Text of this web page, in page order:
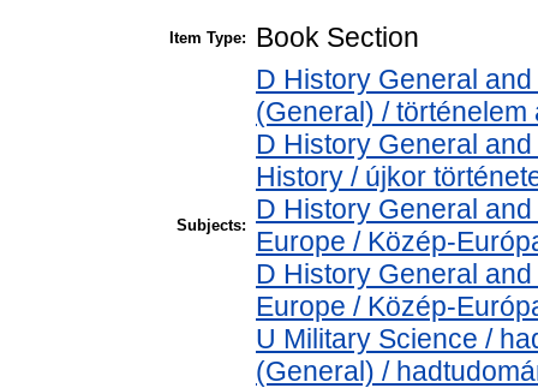
Item Type: Book Section
Subjects:
D History General
(General) / történelem
D History General
History / újkor
D History General
Europe / Közép-
D History General
Europe / Közép-
U Military Science /
(General) /